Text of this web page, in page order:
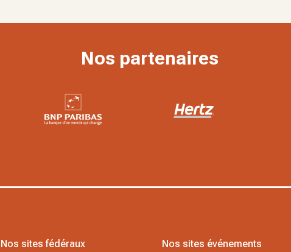
Nos partenaires
Nos sites fédéraux Nos sites événements